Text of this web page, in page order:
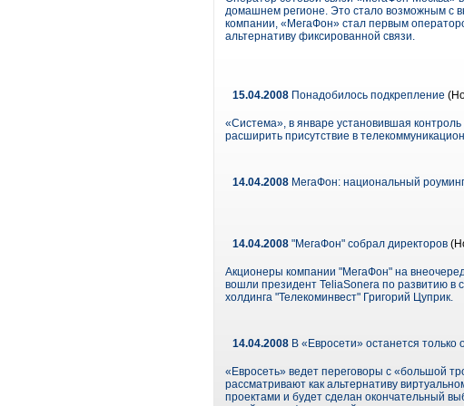
домашнем регионе. Это стало возможным с
компании, «МегаФон» стал первым
альтернативу фиксированной связи.
15.04.2008 Понадобилось подкрепление
«Система», в январе установившая
расширить присутствие в
14.04.2008 МегаФон: национальный
14.04.2008 "МегаФон" собрал директоров
Акционеры компании "МегаФон" на
вошли президент TeliaSonera по развитию в
холдинга "Телекоминвест" Григорий Цуприк.
14.04.2008 В «Евросети» останется
«Евросеть» ведет переговоры с «большой
рассматривают как альтернативу
проектами и будет сделан окончательный